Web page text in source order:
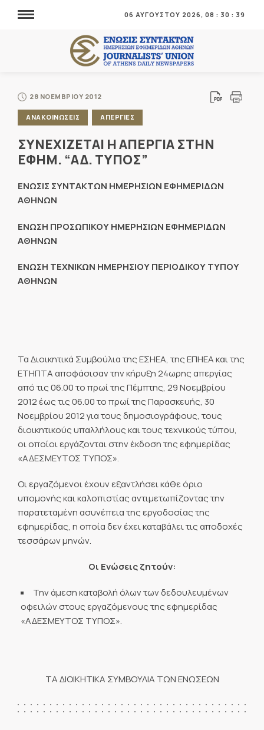
06 ΑΥΓΟΥΣΤΟΥ 2026, 08 : 30 : 39
28 ΝΟΕΜΒΡΙΟΥ 2012
ΑΝΑΚΟΙΝΩΣΕΙΣ ΑΠΕΡΓΙΕΣ
ΣΥΝΕΧΙΖΕΤΑΙ Η ΑΠΕΡΓΙΑ ΣΤΗΝ
ΕΦΗΜ. “ΑΔ. ΤΥΠΟΣ”
ΕΝΩΣΙΣ ΣΥΝΤΑΚΤΩΝ ΗΜΕΡΗΣΙΩΝ ΕΦΗΜΕΡΙΔΩΝ
ΑΘΗΝΩΝ
ΕΝΩΣΗ ΠΡΟΣΩΠΙΚΟΥ ΗΜΕΡΗΣΙΩΝ ΕΦΗΜΕΡΙΔΩΝ
ΑΘΗΝΩΝ
ΕΝΩΣΗ ΤΕΧΝΙΚΩΝ ΗΜΕΡΗΣΙΟΥ ΠΕΡΙΟΔΙΚΟΥ ΤΥΠΟΥ
ΑΘΗΝΩΝ
Τα Διοικητικά Συμβούλια της ΕΣΗΕΑ, της ΕΠΗΕΑ και της
ΕΤΗΠΤΑ αποφάσισαν την κήρυξη 24ωρης απεργίας
από τις 06.00 το πρωί της Πέμπτης, 29 Νοεμβρίου
2012 έως τις 06.00 το πρωί της Παρασκευής, 30
Νοεμβρίου 2012 για τους δημοσιογράφους, τους
διοικητικούς υπαλλήλους και τους τεχνικούς τύπου,
οι οποίοι εργάζονται στην έκδοση της εφημερίδας
«ΑΔΕΣΜΕΥΤΟΣ ΤΥΠΟΣ».
Οι εργαζόμενοι έχουν εξαντλήσει κάθε όριο
υπομονής και καλοπιστίας αντιμετωπίζοντας την
παρατεταμένη ασυνέπεια της εργοδοσίας της
εφημερίδας, η οποία δεν έχει καταβάλει τις αποδοχές
τεσσάρων μηνών.
Οι Ενώσεις ζητούν:
Την άμεση καταβολή όλων των δεδουλευμένων
οφειλών στους εργαζόμενους της εφημερίδας
«ΑΔΕΣΜΕΥΤΟΣ ΤΥΠΟΣ».
ΤΑ ΔΙΟΙΚΗΤΙΚΑ ΣΥΜΒΟΥΛΙΑ ΤΩΝ ΕΝΩΣΕΩΝ